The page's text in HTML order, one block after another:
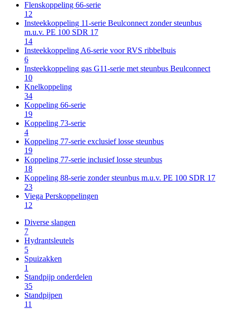
Flenskoppeling 66-serie
12
Insteekkoppeling 11-serie Beulconnect zonder steunbus
m.u.v. PE 100 SDR 17
14
Insteekkoppeling A6-serie voor RVS ribbelbuis
6
Insteekkoppeling gas G11-serie met steunbus Beulconnect
10
Knelkoppeling
34
Koppeling 66-serie
19
Koppeling 73-serie
4
Koppeling 77-serie exclusief losse steunbus
19
Koppeling 77-serie inclusief losse steunbus
18
Koppeling 88-serie zonder steunbus m.u.v. PE 100 SDR 17
23
Viega Perskoppelingen
12
Diverse slangen
7
Hydrantsleutels
5
Spuizakken
1
Standpijp onderdelen
35
Standpijpen
11